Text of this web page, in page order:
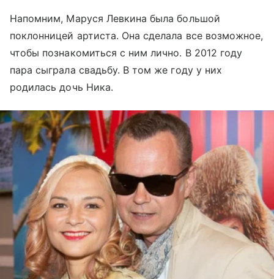
Напомним, Маруся Левкина была большой
поклонницей артиста. Она сделала все возможное,
чтобы познакомиться с ним лично. В 2012 году
пара сыграла свадьбу. В том же году у них
родилась дочь Ника.